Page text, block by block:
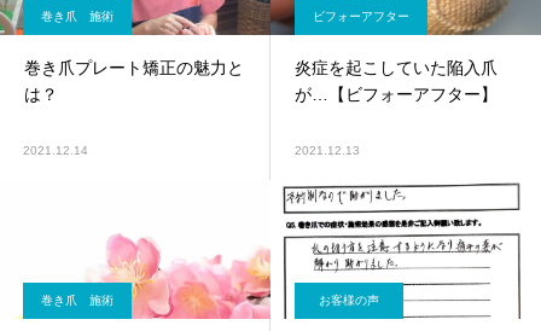
巻き爪 施術
巻き爪プレート矯正の魅力と
は？
2021.12.14
ビフォーアフター
炎症を起こしていた陥入爪
が…【ビフォーアフター】
2021.12.13
巻き爪 施術 お客様の声